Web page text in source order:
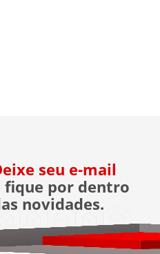
seu e-mail
fique por dentro
novidades.